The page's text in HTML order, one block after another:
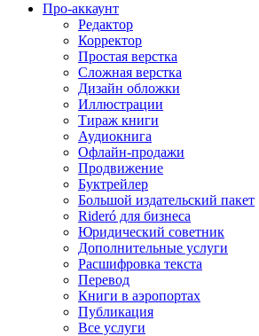
Про-аккаунт
Редактор
Корректор
Простая верстка
Сложная верстка
Дизайн обложки
Иллюстрации
Тираж книги
Аудиокнига
Офлайн-продажи
Продвижение
Буктрейлер
Большой издательский пакет
Rideró для бизнеса
Юридический советник
Дополнительные услуги
Расшифровка текста
Перевод
Книги в аэропортах
Публикация
Все услуги